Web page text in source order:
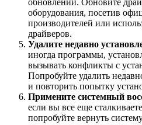
оборудования, посетив
производителей или
драйверов.
Удалите недавно
иногда программы,
вызывать конфликты с
Попробуйте удалить
и повторить попытку
Примените системный
если вы все еще
попробуйте вернуть